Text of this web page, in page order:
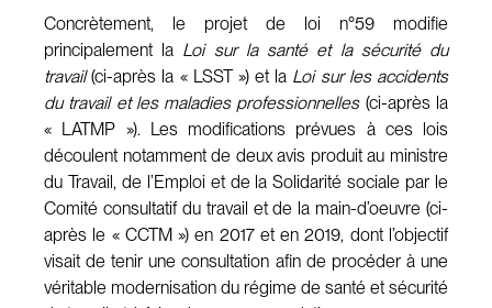
Concrètement, le projet de loi n°59 modifie
principalement la Loi sur la santé et la sécurité du
travail(ci-après la « LSST ») et la Loi sur les accidents
du travail et les maladies professionnelles(ci-après la
« LATMP »). Les modifications prévues à ces lois
découlent notamment de deux avis produit au ministre
du Travail, de l’Emploi et de la Solidarité sociale par le
Comité consultatif du travail et de la main-d’oeuvre (ci-
après le « CCTM ») en 2017 et en 2019, dont l’objectif
visait de tenir une consultation afin de procéder à une
véritable modernisation du régime de santé et sécurité